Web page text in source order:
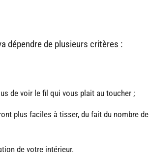
dépendre de plusieurs critères :
de voir le fil qui vous plait au toucher ;
plus faciles à tisser, du fait du nombre de
de votre intérieur.